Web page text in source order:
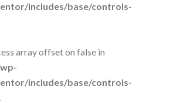
includes/base/controls-
array offset on false in
includes/base/controls-